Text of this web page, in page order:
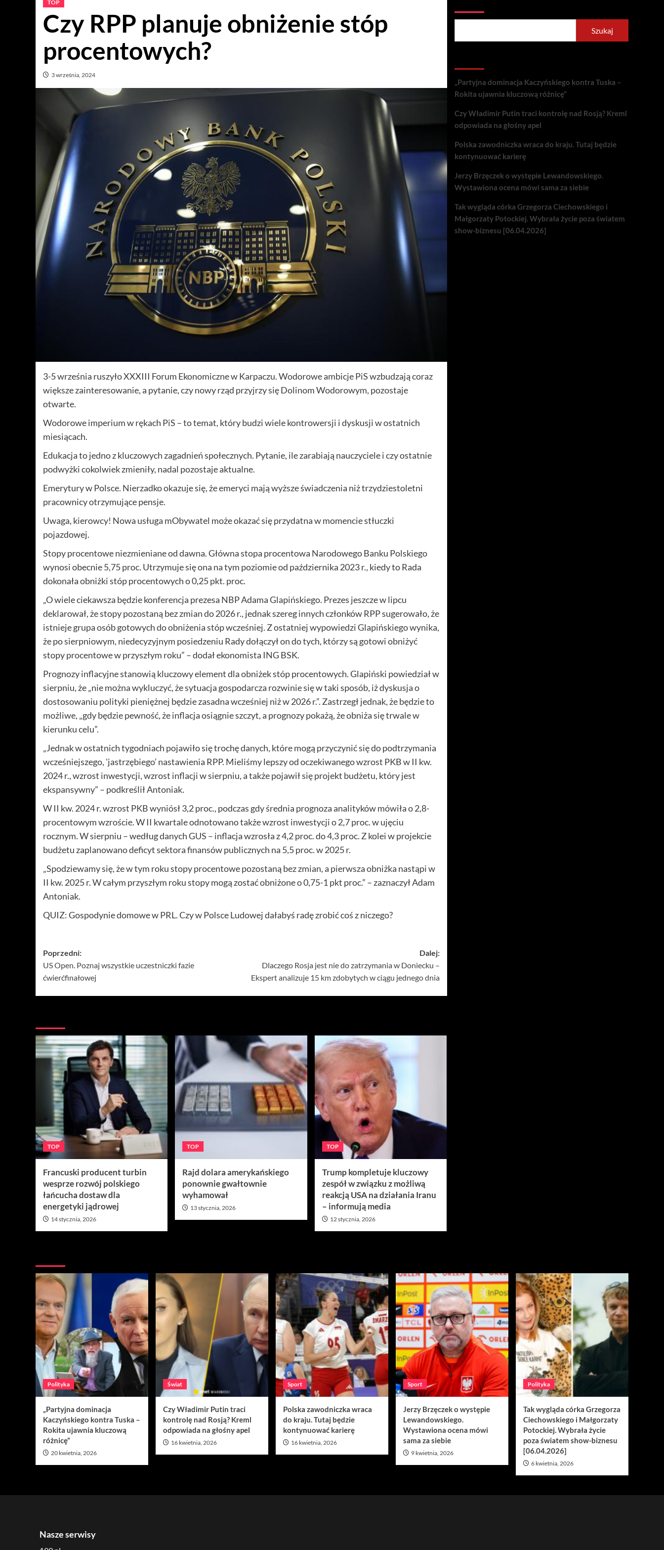
TOP
Czy RPP planuje obniżenie stóp
procentowych?
3 września, 2024
3-5 września ruszyło XXXIII Forum Ekonomiczne w Karpaczu. Wodorowe ambicje PiS wzbudzają coraz
większe zainteresowanie, a pytanie, czy nowy rząd przyjrzy się Dolinom Wodorowym, pozostaje
otwarte.
Wodorowe imperium w rękach PiS – to temat, który budzi wiele kontrowersji i dyskusji w ostatnich
miesiącach.
Edukacja to jedno z kluczowych zagadnień społecznych. Pytanie, ile zarabiają nauczyciele i czy ostatnie
podwyżki cokolwiek zmieniły, nadal pozostaje aktualne.
Emerytury w Polsce. Nierzadko okazuje się, że emeryci mają wyższe świadczenia niż trzydziestoletni
pracownicy otrzymujące pensje.
Uwaga, kierowcy! Nowa usługa mObywatel może okazać się przydatna w momencie stłuczki
pojazdowej.
Stopy procentowe niezmieniane od dawna. Główna stopa procentowa Narodowego Banku Polskiego
wynosi obecnie 5,75 proc. Utrzymuje się ona na tym poziomie od października 2023 r., kiedy to Rada
dokonała obniżki stóp procentowych o 0,25 pkt. proc.
„O wiele ciekawsza będzie konferencja prezesa NBP Adama Glapińskiego. Prezes jeszcze w lipcu
deklarował, że stopy pozostaną bez zmian do 2026 r., jednak szereg innych członków RPP sugerowało, że
istnieje grupa osób gotowych do obniżenia stóp wcześniej. Z ostatniej wypowiedzi Glapińskiego wynika,
że po sierpniowym, niedecyzyjnym posiedzeniu Rady dołączył on do tych, którzy są gotowi obniżyć
stopy procentowe w przyszłym roku” – dodał ekonomista ING BSK.
Prognozy inflacyjne stanowią kluczowy element dla obniżek stóp procentowych. Glapiński powiedział w
sierpniu, że „nie można wykluczyć, że sytuacja gospodarcza rozwinie się w taki sposób, iż dyskusja o
dostosowaniu polityki pieniężnej będzie zasadna wcześniej niż w 2026 r.”. Zastrzegł jednak, że będzie to
możliwe, „gdy będzie pewność, że inflacja osiągnie szczyt, a prognozy pokażą, że obniża się trwale w
kierunku celu”.
„Jednak w ostatnich tygodniach pojawiło się trochę danych, które mogą przyczynić się do podtrzymania
wcześniejszego, 'jastrzębiego’ nastawienia RPP. Mieliśmy lepszy od oczekiwanego wzrost PKB w II kw.
2024 r., wzrost inwestycji, wzrost inflacji w sierpniu, a także pojawił się projekt budżetu, który jest
ekspansywny” – podkreślił Antoniak.
W II kw. 2024 r. wzrost PKB wyniósł 3,2 proc., podczas gdy średnia prognoza analityków mówiła o 2,8-
procentowym wzroście. W II kwartale odnotowano także wzrost inwestycji o 2,7 proc. w ujęciu
rocznym. W sierpniu – według danych GUS – inflacja wzrosła z 4,2 proc. do 4,3 proc. Z kolei w projekcie
budżetu zaplanowano deficyt sektora finansów publicznych na 5,5 proc. w 2025 r.
„Spodziewamy się, że w tym roku stopy procentowe pozostaną bez zmian, a pierwsza obniżka nastąpi w
II kw. 2025 r. W całym przyszłym roku stopy mogą zostać obniżone o 0,75-1 pkt proc.” – zaznaczył Adam
Antoniak.
QUIZ: Gospodynie domowe w PRL. Czy w Polsce Ludowej dałabyś radę zrobić coś z niczego?
Zobacz
wpisy
Poprzedni:
US Open. Poznaj wszystkie uczestniczki fazie
ćwierćfinałowej
Dalej:
Dlaczego Rosja jest nie do zatrzymania w Doniecku –
Ekspert analizuje 15 km zdobytych w ciągu jednego dnia
TOP
Francuski producent turbin
wesprze rozwój polskiego
łańcucha dostaw dla
energetyki jądrowej
14 stycznia, 2026
TOP
Rajd dolara amerykańskiego
ponownie gwałtownie
wyhamował
13 stycznia, 2026
TOP
Trump kompletuje kluczowy
zespół w związku z możliwą
reakcją USA na działania Iranu
– informują media
12 stycznia, 2026
Szukaj
„Partyjna dominacja Kaczyńskiego kontra Tuska –
Rokita ujawnia kluczową różnicę”
Czy Władimir Putin traci kontrolę nad Rosją? Kreml
odpowiada na głośny apel
Polska zawodniczka wraca do kraju. Tutaj będzie
kontynuować karierę
Jerzy Brzęczek o występie Lewandowskiego.
Wystawiona ocena mówi sama za siebie
Tak wygląda córka Grzegorza Ciechowskiego i
Małgorzaty Potockiej. Wybrała życie poza światem
show-biznesu [06.04.2026]
Polityka
„Partyjna dominacja
Kaczyńskiego kontra Tuska –
Rokita ujawnia kluczową
różnicę”
20 kwietnia, 2026
Świat
Czy Władimir Putin traci
kontrolę nad Rosją? Kreml
odpowiada na głośny apel
16 kwietnia, 2026
Sport
Polska zawodniczka wraca
do kraju. Tutaj będzie
kontynuować karierę
16 kwietnia, 2026
Sport
Jerzy Brzęczek o występie
Lewandowskiego.
Wystawiona ocena mówi
sama za siebie
9 kwietnia, 2026
Polityka
Tak wygląda córka Grzegorza
Ciechowskiego i Małgorzaty
Potockiej. Wybrała życie
poza światem show-biznesu
[06.04.2026]
6 kwietnia, 2026
Nasze serwisy